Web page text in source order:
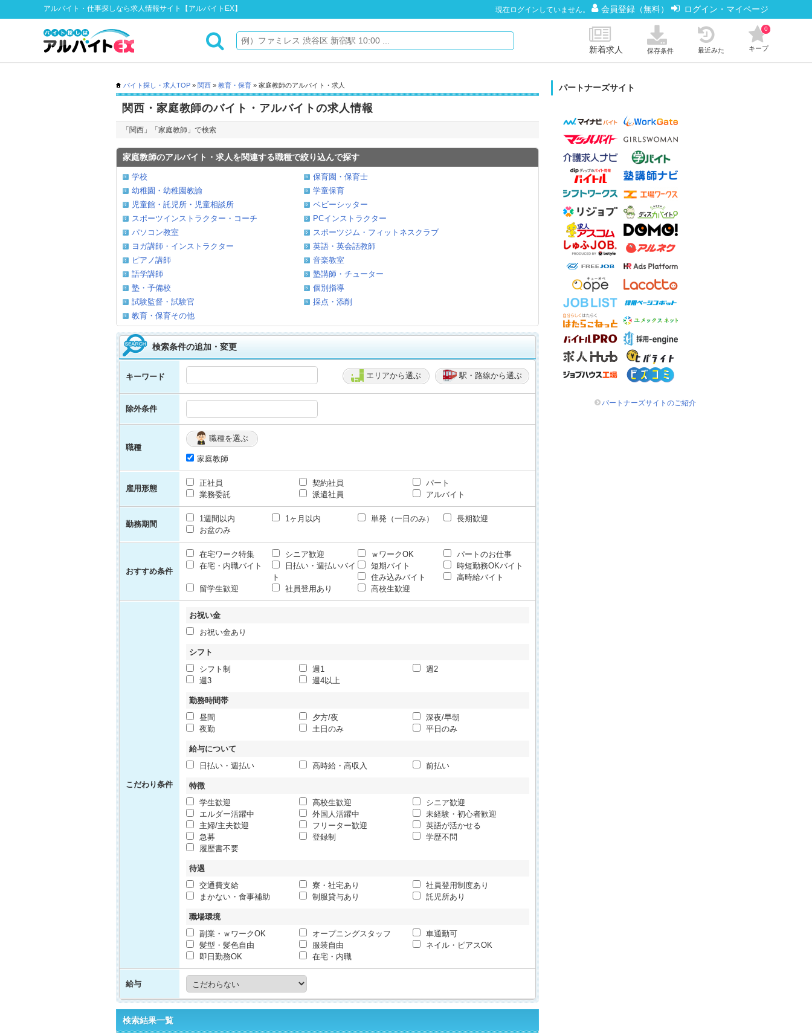
アルバイト・仕事探しなら求人情報サイト【アルバイトEX】 現在ログインしていません。 会員登録（無料） ログイン・マイページ
新着求人 保存条件 最近みた キープ
0
バイト探し・求人TOP » 関西 » 教育・保育 » 家庭教師のアルバイト・求人
関西・家庭教師のバイト・アルバイトの求人情報
「関西」「家庭教師」で検索
家庭教師のアルバイト・求人を関連する職種で絞り込んで探す
学校
保育園・保育士
幼稚園・幼稚園教諭
学童保育
児童館・託児所・児童相談所
ベビーシッター
スポーツインストラクター・コーチ
PCインストラクター
パソコン教室
スポーツジム・フィットネスクラブ
ヨガ講師・インストラクター
英語・英会話教師
ピアノ講師
音楽教室
語学講師
塾講師・チューター
塾・予備校
個別指導
試験監督・試験官
採点・添削
教育・保育その他
検索条件の追加・変更
キーワード エリアから選ぶ 駅・路線から選ぶ
除外条件
職種
職種を選ぶ
家庭教師
雇用形態
正社員 契約社員
パート
業務委託
派遣社員 アルバイト
勤務期間
1週間以内 1ヶ月以内 単発（一日のみ）
長期歓迎
お盆のみ
おすすめ条件
在宅ワーク特集 シニア歓迎 ｗワークOK
パートのお仕事
在宅・内職バイト
日払い・週払いバイ
ト
短期バイト
時短勤務OKバイト
住み込みバイト
高時給バイト
留学生歓迎
社員登用あり 高校生歓迎
こだわり条件
お祝い金
お祝い金あり
シフト
シフト制
週1
週2
週3
週4以上
勤務時間帯
昼間
夕方/夜
深夜/早朝
夜勤
土日のみ 平日のみ
給与について
日払い・週払い
高時給・高収入 前払い
特徴
学生歓迎
高校生歓迎
シニア歓迎
エルダー活躍中
外国人活躍中
未経験・初心者歓迎
主婦/主夫歓迎
フリーター歓迎
英語が活かせる
急募
登録制
学歴不問
履歴書不要
待遇
交通費支給
寮・社宅あり
社員登用制度あり
まかない・食事補助
制服貸与あり 託児所あり
職場環境
副業・ｗワークOK
オープニングスタッフ
車通勤可
髪型・髪色自由
服装自由
ネイル・ピアスOK
即日勤務OK
在宅・内職
給与
検索結果一覧
パートナーズサイト
パートナーズサイトのご紹介